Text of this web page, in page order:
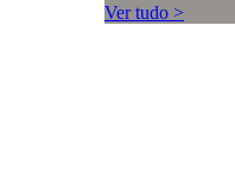
Ver tudo >